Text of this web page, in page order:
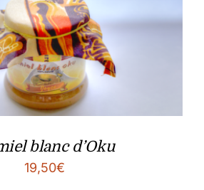
blanc d’Oku
19,50€